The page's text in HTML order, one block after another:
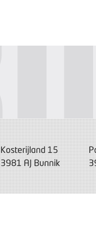
Kosterijland 15
3981 AJ Bunnik